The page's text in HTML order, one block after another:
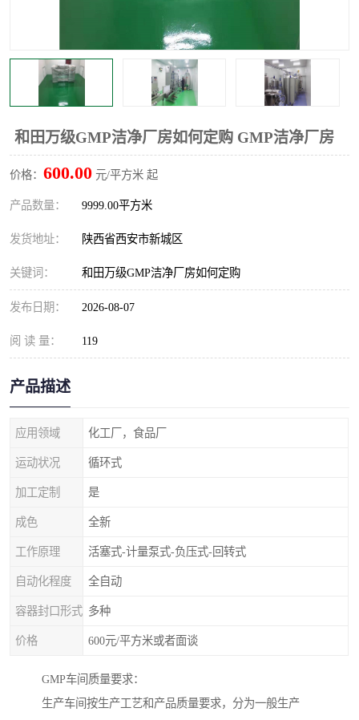
和田万级GMP洁净厂房如何定购 GMP洁净厂房
价格： 600.00 元/平方米 起
产品数量： 9999.00平方米
发货地址： 陕西省西安市新城区
关键词： 和田万级GMP洁净厂房如何定购
发布日期： 2026-08-07
阅 读 量： 119
产品描述
应用领域 化工厂，食品厂
运动状况 循环式
加工定制 是
成色 全新
工作原理 活塞式-计量泵式-负压式-回转式
自动化程度 全自动
容器封口形式 多种
价格 600元/平方米或者面谈
GMP车间质量要求：
生产车间按生产工艺和产品质量要求，分为一般生产